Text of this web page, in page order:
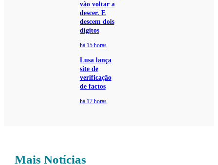
vão voltar a
descer. E
descem dois
dígitos
há 15 horas
Lusa lança
site de
verificação
de factos
há 17 horas
Mais Notícias